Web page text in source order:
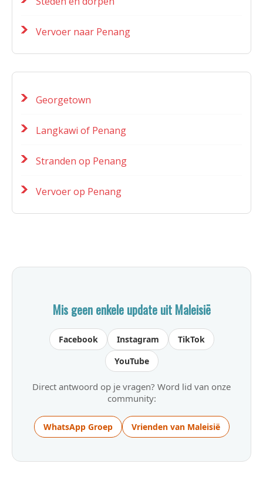
Vervoer naar Penang
Georgetown
Langkawi of Penang
Stranden op Penang
Vervoer op Penang
Mis geen enkele update uit Maleisië
Facebook Instagram
TikTok
YouTube
Direct antwoord op je vragen? Word lid van onze
community:
WhatsApp Groep Vrienden van Maleisië